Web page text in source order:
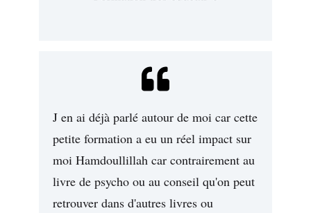
J en ai déjà parlé autour de moi car cette
petite formation a eu un réel impact sur
moi Hamdoullillah car contrairement au
livre de psycho ou au conseil qu'on peut
retrouver dans d'autres livres ou